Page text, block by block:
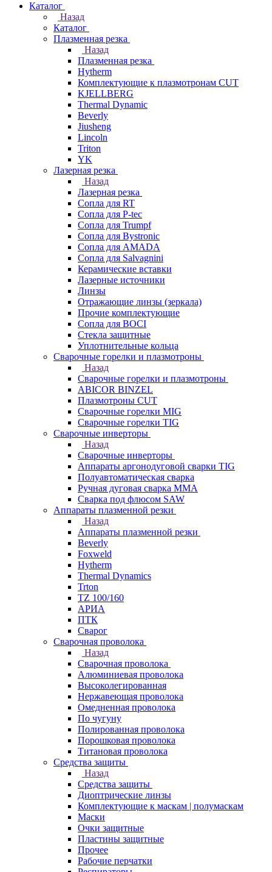
Каталог
Назад
Каталог
Плазменная резка
Назад
Плазменная резка
Hytherm
Комплектующие к плазмотронам CUT
KJELLBERG
Thermal Dynamic
Beverly
Jiusheng
Lincoln
Triton
YK
Лазерная резка
Назад
Лазерная резка
Сопла для RT
Сопла для P-tec
Сопла для Trumpf
Сопла для Bystronic
Сопла для AMADA
Сопла для Salvagnini
Керамические вставки
Лазерные источники
Линзы
Отражающие линзы (зеркала)
Прочие комплектующие
Сопла для BOCI
Стекла защитные
Уплотнительные кольца
Сварочные горелки и плазмотроны
Назад
Сварочные горелки и плазмотроны
ABICOR BINZEL
Плазмотроны CUT
Сварочные горелки MIG
Сварочные горелки TIG
Сварочные инверторы
Назад
Сварочные инверторы
Аппараты аргонодуговой сварки TIG
Полуавтоматическая сварка
Ручная дуговая сварка MMA
Сварка под флюсом SAW
Аппараты плазменной резки
Назад
Аппараты плазменной резки
Beverly
Foxweld
Hytherm
Thermal Dynamics
Trton
TZ 100/160
АРИА
ПТК
Сварог
Сварочная проволока
Назад
Сварочная проволока
Алюминиевая проволока
Высоколегированная
Нержавеющая проволока
Омедненная проволока
По чугуну
Полированная проволока
Порошковая проволока
Титановая проволока
Средства защиты
Назад
Средства защиты
Диоптрические линзы
Комплектующие к маскам | полумаскам
Маски
Очки защитные
Пластины защитные
Прочее
Рабочие перчатки